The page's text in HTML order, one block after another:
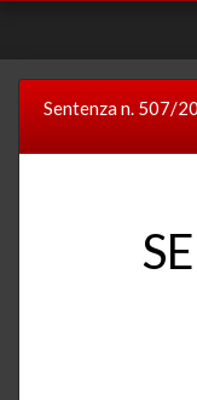
Sentenza n. 507/